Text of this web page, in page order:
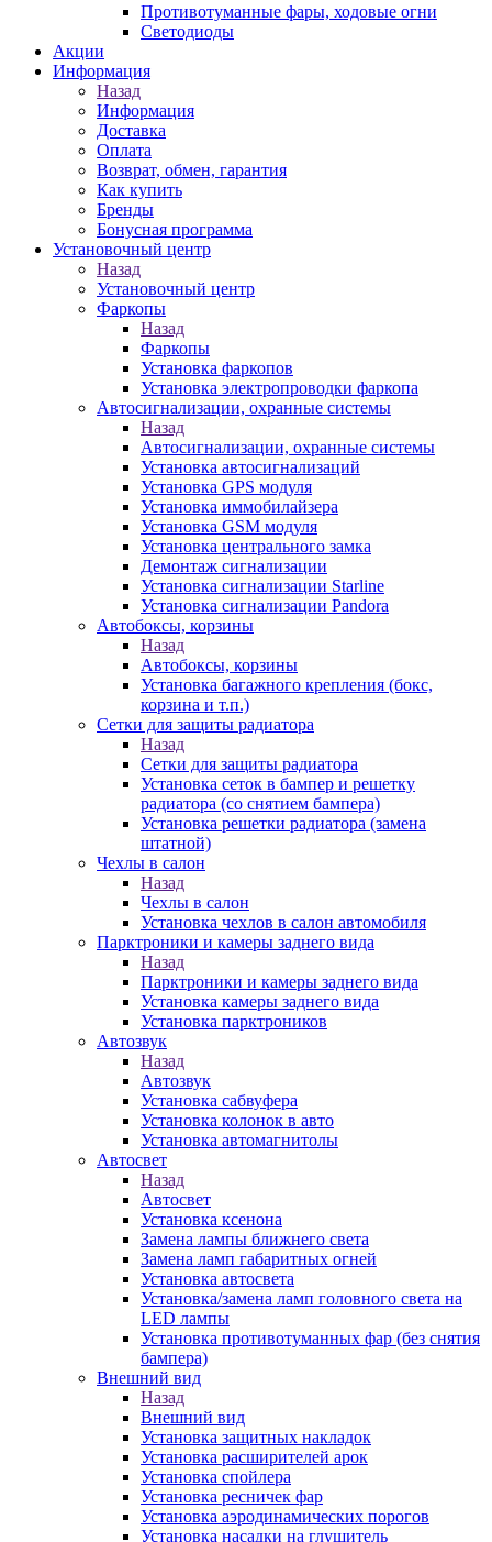
Противотуманные фары, ходовые огни
Светодиоды
Акции
Информация
Назад
Информация
Доставка
Оплата
Возврат, обмен, гарантия
Как купить
Бренды
Бонусная программа
Установочный центр
Назад
Установочный центр
Фаркопы
Назад
Фаркопы
Установка фаркопов
Установка электропроводки фаркопа
Автосигнализации, охранные системы
Назад
Автосигнализации, охранные системы
Установка автосигнализаций
Установка GPS модуля
Установка иммобилайзера
Установка GSM модуля
Установка центрального замка
Демонтаж сигнализации
Установка сигнализации Starline
Установка сигнализации Pandora
Автобоксы, корзины
Назад
Автобоксы, корзины
Установка багажного крепления (бокс,
корзина и т.п.)
Сетки для защиты радиатора
Назад
Сетки для защиты радиатора
Установка сеток в бампер и решетку
радиатора (со снятием бампера)
Установка решетки радиатора (замена
штатной)
Чехлы в салон
Назад
Чехлы в салон
Установка чехлов в салон автомобиля
Парктроники и камеры заднего вида
Назад
Парктроники и камеры заднего вида
Установка камеры заднего вида
Установка парктроников
Автозвук
Назад
Автозвук
Установка сабвуфера
Установка колонок в авто
Установка автомагнитолы
Автосвет
Назад
Автосвет
Установка ксенона
Замена лампы ближнего света
Замена ламп габаритных огней
Установка автосвета
Установка/замена ламп головного света на
LED лампы
Установка противотуманных фар (без снятия
бампера)
Внешний вид
Назад
Внешний вид
Установка защитных накладок
Установка расширителей арок
Установка спойлера
Установка ресничек фар
Установка аэродинамических порогов
Установка насадки на глушитель